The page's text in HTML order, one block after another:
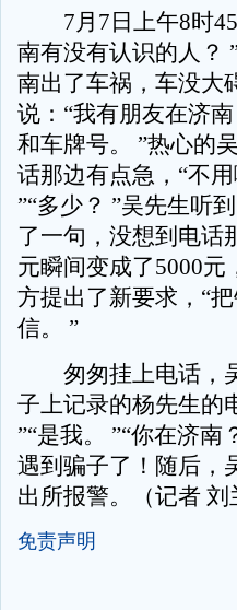
7月7日上午8时45
南有没有认识的人？
南出了车祸，车没大
说：“我有朋友在济
和车牌号。 ”热心的
话那边有点急，“不
”“多少？ ”吴先生听
了一句，没想到电话
元瞬间变成了5000元
方提出了新要求，“
信。 ”
匆匆挂上电话，吴
子上记录的杨先生的
”“是我。 ”“你在济南
遇到骗子了！随后，
出所报警。（记者 刘
免责声明